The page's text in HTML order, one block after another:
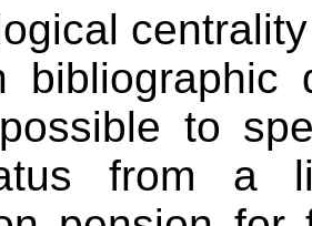
bibliographic
to
from a